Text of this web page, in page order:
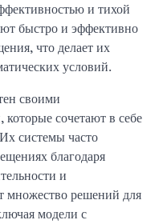
и тихой
быстро и эффективно
что делает их
условий.
своими
сочетают в себе
системы часто
благодаря
и
множество решений для
модели с